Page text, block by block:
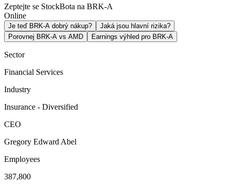
Zeptejte se StockBota na BRK-A
Online
Je teď BRK-A dobrý nákup?
Jaká jsou hlavní rizika?
Porovnej BRK-A vs AMD
Earnings výhled pro BRK-A
Sector
Financial Services
Industry
Insurance - Diversified
CEO
Gregory Edward Abel
Employees
387,800